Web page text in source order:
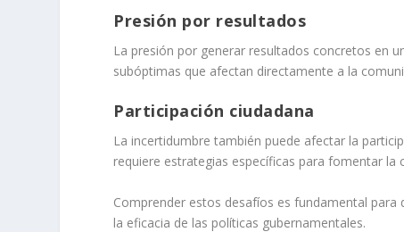
Presión por resultados
La presión por generar resultados concretos en
subóptimas que afectan directamente a la
Participación ciudadana
La incertidumbre también puede afectar la
requiere estrategias específicas para fomentar la
Comprender estos desafíos es fundamental
la eficacia de las políticas gubernamentales.